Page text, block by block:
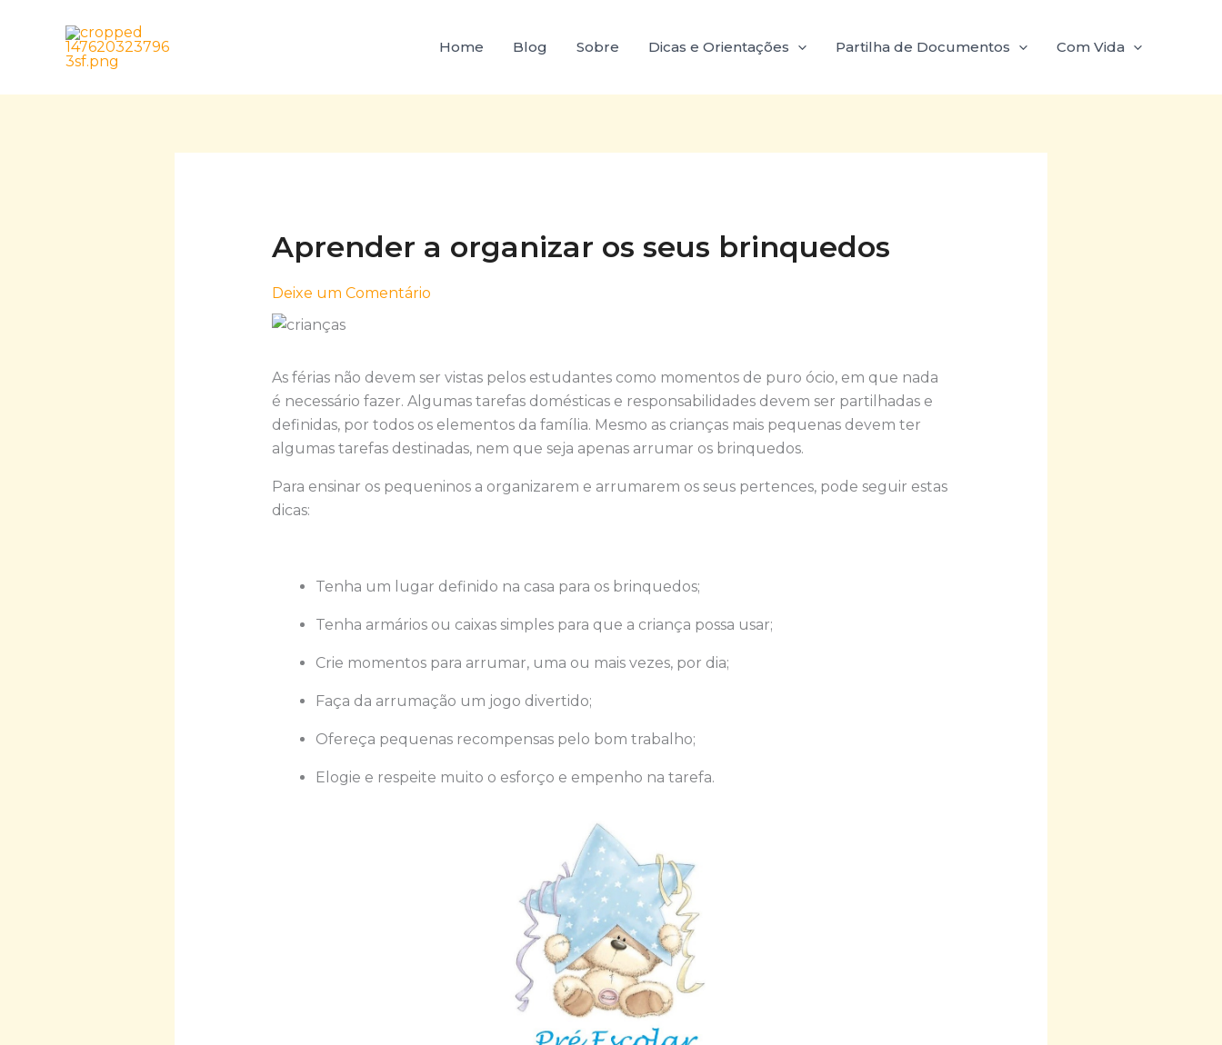
Home Blog Sobre Dicas e Orientações Partilha de Documentos Com Vida
Aprender a organizar os seus brinquedos
Deixe um Comentário
As férias não devem ser vistas pelos estudantes como momentos de puro ócio, em que nada
é necessário fazer. Algumas tarefas domésticas e responsabilidades devem ser partilhadas e
definidas, por todos os elementos da família. Mesmo as crianças mais pequenas devem ter
algumas tarefas destinadas, nem que seja apenas arrumar os brinquedos.
Para ensinar os pequeninos a organizarem e arrumarem os seus pertences, pode seguir estas
dicas:
Tenha um lugar definido na casa para os brinquedos;
Tenha armários ou caixas simples para que a criança possa usar;
Crie momentos para arrumar, uma ou mais vezes, por dia;
Faça da arrumação um jogo divertido;
Ofereça pequenas recompensas pelo bom trabalho;
Elogie e respeite muito o esforço e empenho na tarefa.